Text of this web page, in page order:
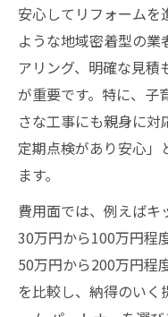
安心してリフォーム
ような地域密着型の
アリング、明確な見積
が重要です。特に、子
さな工事にも親身に
定期点検があり安心」
ます。
費用面では、例えばキ
30万円から100万円程
50万円から200万円程
を比較し、納得のい